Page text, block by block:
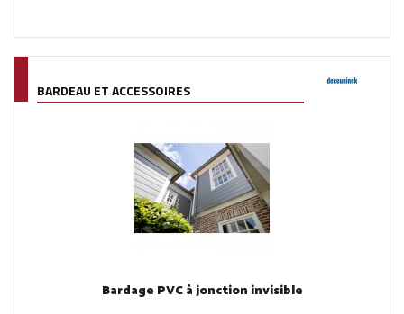
BARDEAU ET ACCESSOIRES
Bardage PVC à jonction invisible